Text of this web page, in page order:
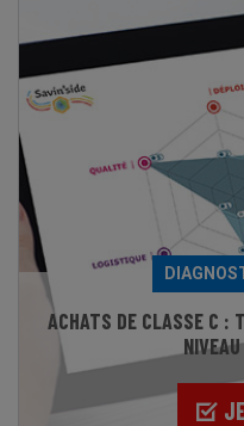
ACHATS DE CLASSE C :